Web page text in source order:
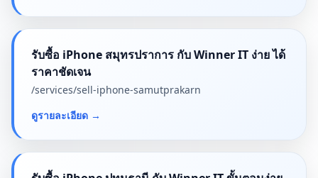
รับซื้อ iPhone สมุทรปราการ กับ Winner IT ง่าย ได้
ราคาชัดเจน
/services/sell-iphone-samutprakarn
ดูรายละเอียด →